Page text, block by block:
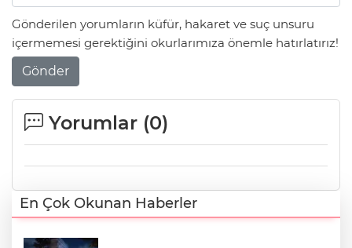
Gönderilen yorumların küfür, hakaret ve suç unsuru
içermemesi gerektiğini okurlarımıza önemle hatırlatırız!
Gönder
Yorumlar (0)
En Çok Okunan Haberler